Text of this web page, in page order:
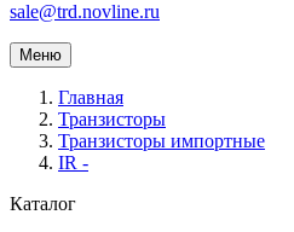
sale@trd.novline.ru
Меню
Главная
Транзисторы
Транзисторы импортные
IR -
Каталог